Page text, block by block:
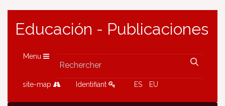
Educación - Publicaciones
Menu
site-map Identifiant ES EU